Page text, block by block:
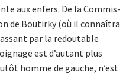
aux enfers. De la Commis­
de Boutirky (où il connaîtra
par la redoutable
est d’autant plus
homme de gauche, n’est